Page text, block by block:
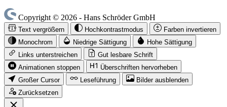
Copyright © 2026 - Hans Schröder GmbH
Text vergrößern Hochkontrastmodus
Farben invertieren
Monochrom
Niedrige Sättigung
Hohe Sättigung
Links unterstreichen
Gut lesbare Schrift
Animationen stoppen
Überschriften hervorheben
Großer Cursor
Leseführung
Bilder ausblenden
Zurücksetzen